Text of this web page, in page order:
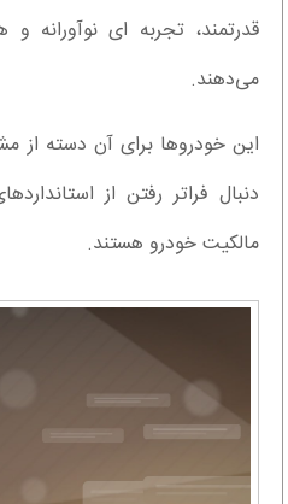
قدرتمند، تجربه ای نوآورانه و
می‌دهند.
این خودروها برای آن دسته از
دنبال فراتر رفتن از
مالکیت خودرو هستند.